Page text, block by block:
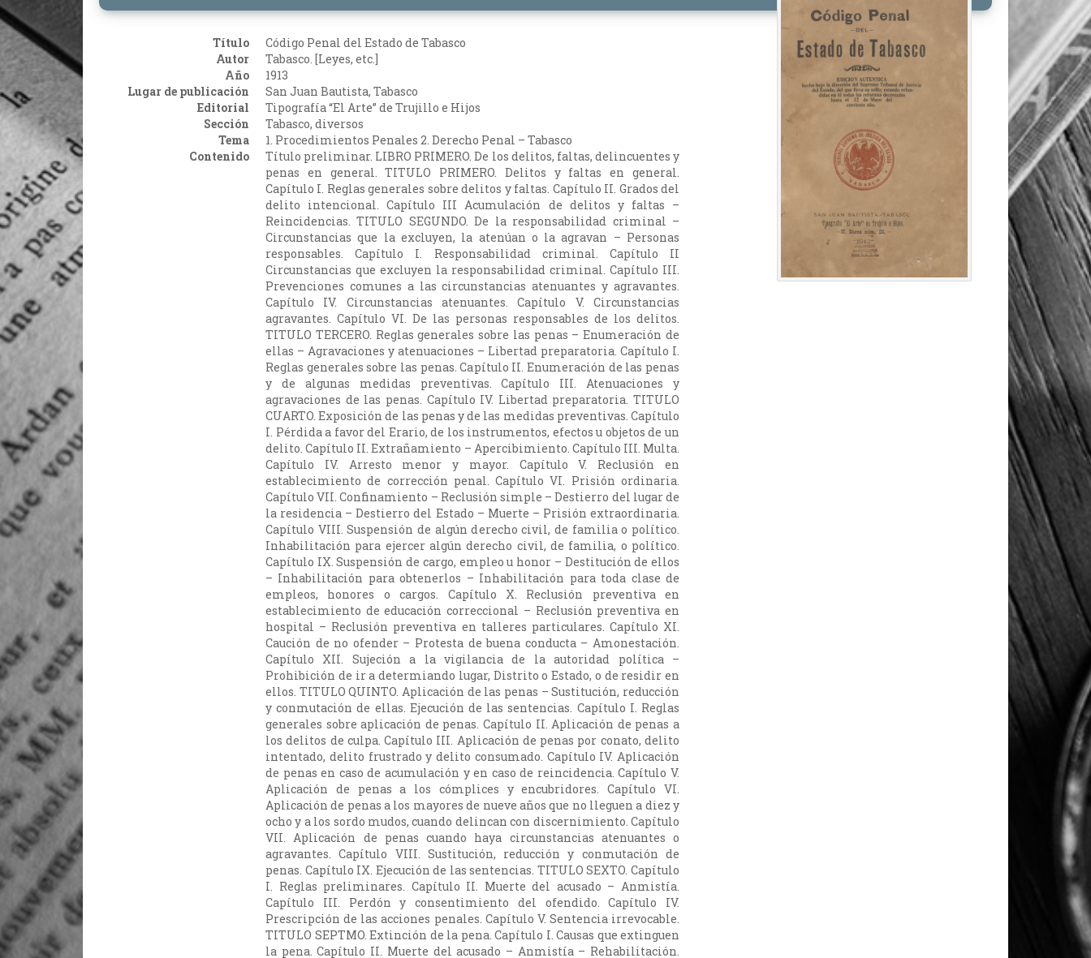
Título
Código Penal del Estado de Tabasco
Autor
Tabasco. [Leyes, etc.]
Año
1913
Lugar de publicación
San Juan Bautista, Tabasco
Editorial
Tipografía “El Arte” de Trujillo e Hijos
Sección
Tabasco, diversos
Tema
1. Procedimientos Penales 2. Derecho Penal – Tabasco
Contenido
Título preliminar. LIBRO PRIMERO. De los delitos, faltas, delincuentes y
penas en general. TITULO PRIMERO. Delitos y faltas en general.
Capítulo I. Reglas generales sobre delitos y faltas. Capítulo II. Grados del
delito intencional. Capítulo III Acumulación de delitos y faltas –
Reincidencias. TITULO SEGUNDO. De la responsabilidad criminal –
Circunstancias que la excluyen, la atenúan o la agravan – Personas
responsables. Capítulo I. Responsabilidad criminal. Capítulo II
Circunstancias que excluyen la responsabilidad criminal. Capítulo III.
Prevenciones comunes a las circunstancias atenuantes y agravantes.
Capítulo IV. Circunstancias atenuantes. Capítulo V. Circunstancias
agravantes. Capítulo VI. De las personas responsables de los delitos.
TITULO TERCERO. Reglas generales sobre las penas – Enumeración de
ellas – Agravaciones y atenuaciones – Libertad preparatoria. Capítulo I.
Reglas generales sobre las penas. Capítulo II. Enumeración de las penas
y de algunas medidas preventivas. Capítulo III. Atenuaciones y
agravaciones de las penas. Capítulo IV. Libertad preparatoria. TITULO
CUARTO. Exposición de las penas y de las medidas preventivas. Capítulo
I. Pérdida a favor del Erario, de los instrumentos, efectos u objetos de un
delito. Capítulo II. Extrañamiento – Apercibimiento. Capítulo III. Multa.
Capítulo IV. Arresto menor y mayor. Capítulo V. Reclusión en
establecimiento de corrección penal. Capítulo VI. Prisión ordinaria.
Capítulo VII. Confinamiento – Reclusión simple – Destierro del lugar de
la residencia – Destierro del Estado – Muerte – Prisión extraordinaria.
Capítulo VIII. Suspensión de algún derecho civil, de familia o político.
Inhabilitación para ejercer algún derecho civil, de familia, o político.
Capítulo IX. Suspensión de cargo, empleo u honor – Destitución de ellos
– Inhabilitación para obtenerlos – Inhabilitación para toda clase de
empleos, honores o cargos. Capítulo X. Reclusión preventiva en
establecimiento de educación correccional – Reclusión preventiva en
hospital – Reclusión preventiva en talleres particulares. Capítulo XI.
Caución de no ofender – Protesta de buena conducta – Amonestación.
Capítulo XII. Sujeción a la vigilancia de la autoridad política –
Prohibición de ir a determiando lugar, Distrito o Estado, o de residir en
ellos. TITULO QUINTO. Aplicación de las penas – Sustitución, reducción
y conmutación de ellas. Ejecución de las sentencias. Capítulo I. Reglas
generales sobre aplicación de penas. Capítulo II. Aplicación de penas a
los delitos de culpa. Capítulo III. Aplicación de penas por conato, delito
intentado, delito frustrado y delito consumado. Capítulo IV. Aplicación
de penas en caso de acumulación y en caso de reincidencia. Capítulo V.
Aplicación de penas a los cómplices y encubridores. Capítulo VI.
Aplicación de penas a los mayores de nueve años que no lleguen a diez y
ocho y a los sordo mudos, cuando delincan con discernimiento. Capítulo
VII. Aplicación de penas cuando haya circunstancias atenuantes o
agravantes. Capítulo VIII. Sustitución, reducción y conmutación de
penas. Capítulo IX. Ejecución de las sentencias. TITULO SEXTO. Capítulo
I. Reglas preliminares. Capítulo II. Muerte del acusado – Anmistía.
Capítulo III. Perdón y consentimiento del ofendido. Capítulo IV.
Prescripción de las acciones penales. Capítulo V. Sentencia irrevocable.
TITULO SEPTMO. Extinción de la pena. Capítulo I. Causas que extinguen
la pena. Capítulo II. Muerte del acusado – Anmistía – Rehabilitación.